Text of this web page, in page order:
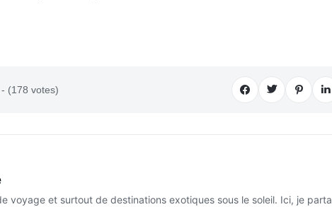
(178 votes)
voyage et surtout de destinations exotiques sous le soleil. Ici, je